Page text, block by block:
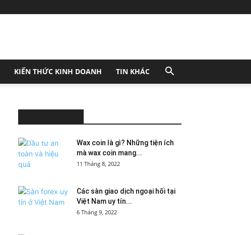
KIẾN THỨC KINH DOANH TIN KHÁC
Wax coin là gì? Những tiện ích
mà wax coin mang...
11 Tháng 8, 2022
Các sàn giao dịch ngoại hối tại
Việt Nam uy tín...
6 Tháng 9, 2022